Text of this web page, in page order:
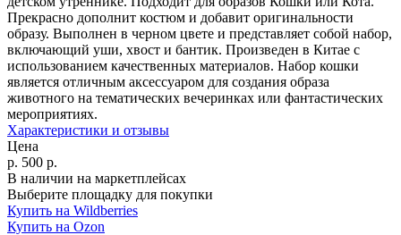
Прекрасно дополнит костюм и добавит оригинальности
образу. Выполнен в черном цвете и представляет собой набор,
включающий уши, хвост и бантик. Произведен в Китае с
использованием качественных материалов. Набор кошки
является отличным аксессуаром для создания образа
животного на тематических вечеринках или фантастических
мероприятиях.
Характеристики и отзывы
Цена
р. 500 р.
В наличии на маркетплейсах
Выберите площадку для покупки
Купить на Wildberries
Купить на Ozon